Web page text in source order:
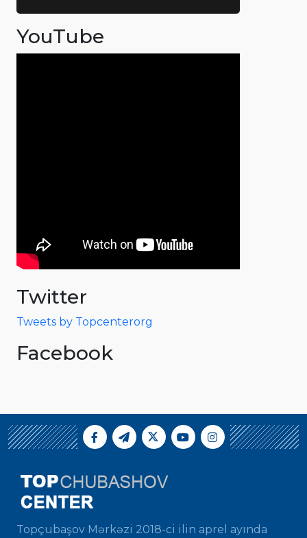
YouTube
Twitter
Tweets by Topcenterorg
Facebook
Topçubaşov Mərkəzi 2018-ci ilin aprel ayında